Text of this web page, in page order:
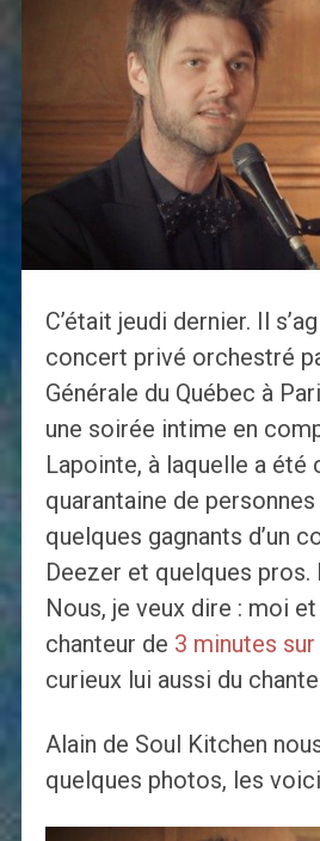
C’était jeudi dernier. Il
concert privé orchestré
Générale du Québec à
une soirée intime en
Lapointe, à laquelle a été
quarantaine de
quelques gagnants d’un
Deezer et quelques pros.
Nous, je veux dire : moi et
chanteur de 3 minutes
curieux lui aussi du
Alain de Soul Kitchen
quelques photos, les